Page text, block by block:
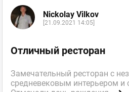
Nickolay Vilkov
[21.09.2021 14:05]
Отличный ресторан
Замечательный ресторан с
средневековым интерьером и